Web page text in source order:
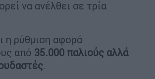
να ανέλθει σε τρία
η ρύθμιση αφορά
από 35.000 παλιούς αλλά
.